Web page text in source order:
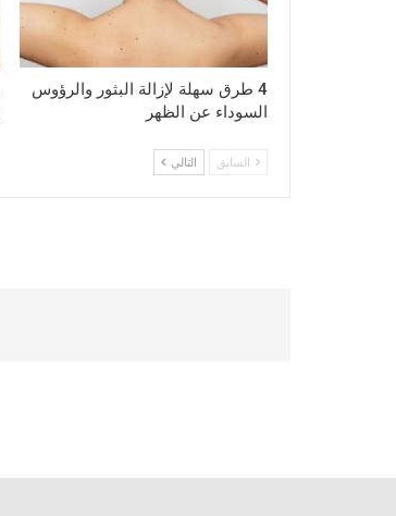
4 طرق سهلة لإزالة البثور والرؤوس
السوداء عن الظهر
السابق التالي